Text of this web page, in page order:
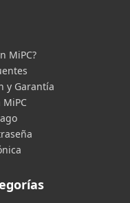
MiPC?
y Garantía